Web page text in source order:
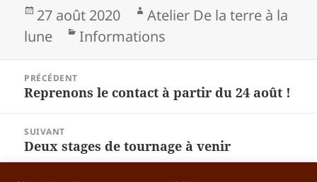
Publié
le
27 août 2020 Auteur
Atelier De la terre à la
lune
Catégories
Informations
PRÉCÉDENT
Article
Reprenons le contact à partir du 24 août !
SUIVANT
Article
suivant :
Deux stages de tournage à venir